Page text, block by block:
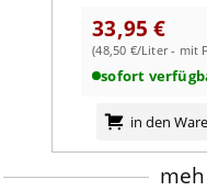
Innovation vereint.
33,95 €
(48,50 €/Liter - mit
sofort
in den